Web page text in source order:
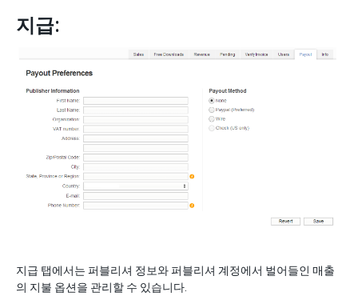
지급:
지급 탭에서는 퍼블리셔 정보와 퍼블리셔 계정에서 벌어들인 매출
의 지불 옵션을 관리할 수 있습니다.